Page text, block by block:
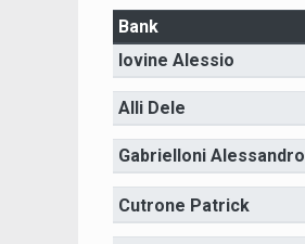
Bank
Iovine Alessio
Alli Dele
Gabrielloni Alessandro
Cutrone Patrick